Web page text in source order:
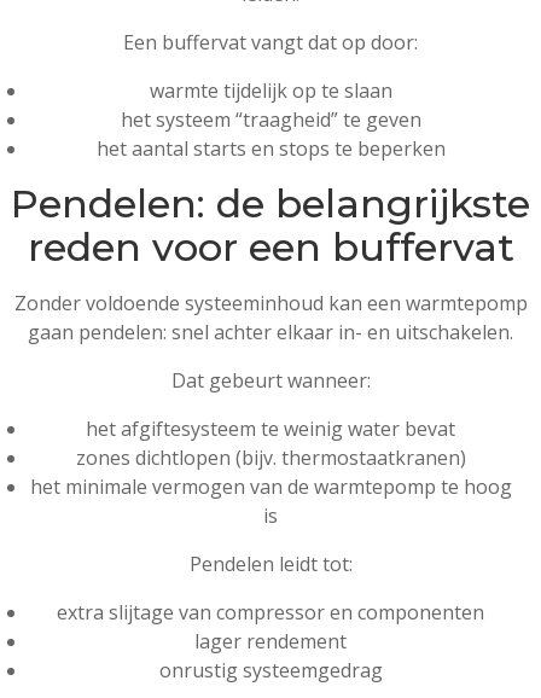
Een buffervat vangt dat op door:
warmte tijdelijk op te slaan
het systeem “traagheid” te geven
het aantal starts en stops te beperken
Pendelen: de belangrijkste
reden voor een buffervat
Zonder voldoende systeeminhoud kan een warmtepomp
gaan pendelen: snel achter elkaar in- en uitschakelen.
Dat gebeurt wanneer:
het afgiftesysteem te weinig water bevat
zones dichtlopen (bijv. thermostaatkranen)
het minimale vermogen van de warmtepomp te hoog
is
Pendelen leidt tot:
extra slijtage van compressor en componenten
lager rendement
onrustig systeemgedrag